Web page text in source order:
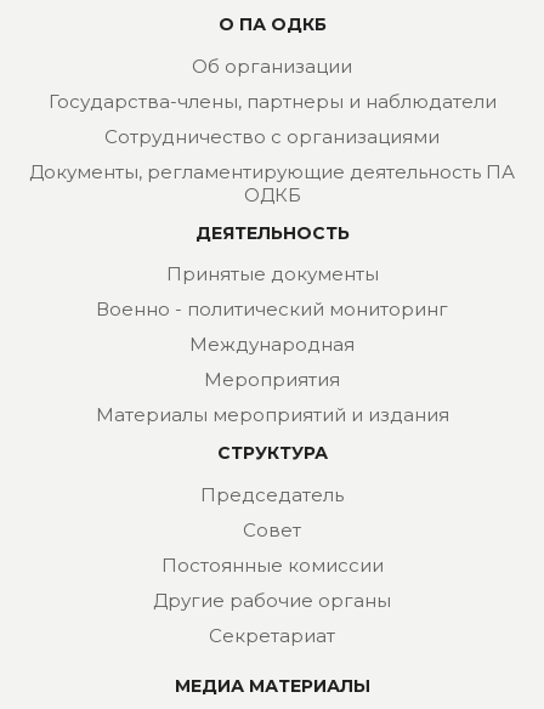
О ПА ОДКБ
Об организации
Государства-члены, партнеры и наблюдатели
Сотрудничество с организациями
Документы, регламентирующие деятельность ПА
ОДКБ
ДЕЯТЕЛЬНОСТЬ
Принятые документы
Военно - политический мониторинг
Международная
Мероприятия
Материалы мероприятий и издания
СТРУКТУРА
Председатель
Совет
Постоянные комиссии
Другие рабочие органы
Секретариат
МЕДИА МАТЕРИАЛЫ